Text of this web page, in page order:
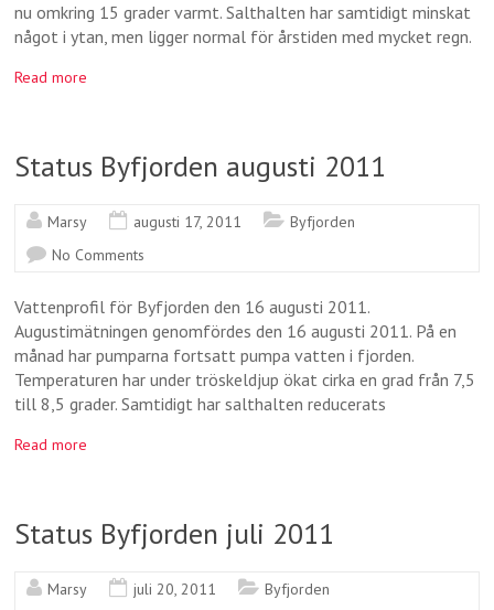
nu omkring 15 grader varmt. Salthalten har samtidigt minskat
något i ytan, men ligger normal för årstiden med mycket regn.
Read more
Status Byfjorden augusti 2011
Marsy augusti 17, 2011
Byfjorden
No Comments
Vattenprofil för Byfjorden den 16 augusti 2011.
Augustimätningen genomfördes den 16 augusti 2011. På en
månad har pumparna fortsatt pumpa vatten i fjorden.
Temperaturen har under tröskeldjup ökat cirka en grad från 7,5
till 8,5 grader. Samtidigt har salthalten reducerats
Read more
Status Byfjorden juli 2011
Marsy juli 20, 2011
Byfjorden